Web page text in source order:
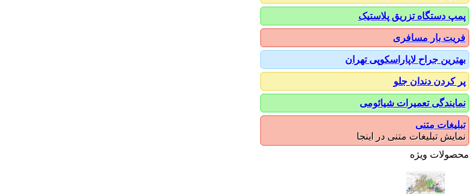
پمپ دستگاه تزریق پلاستیک
فریت بار مسافری
بهترین جراح لاپاراسکوپی تهران
پر کردن دندان جلو
نمایندگی تعمیرات شیائومی
تبلیغات متنی
نمایش تبلیغات متنی در اینجا
محصولات ویژه